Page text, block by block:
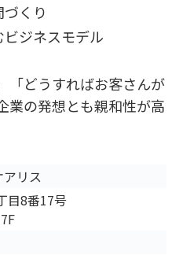
くり
ジネスモデル
「どうすればお客さんが
業の発想とも親和性が高
リス
目8番17号